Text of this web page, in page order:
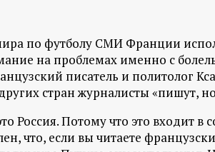
по футболу СМИ Франции
на проблемах именно с
писатель и политолог
стран журналисты «пишут,
Россия. Потому что это входит в
что, если вы читаете